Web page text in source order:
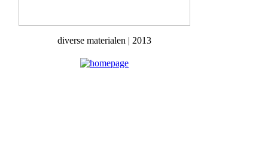
diverse materialen | 2013